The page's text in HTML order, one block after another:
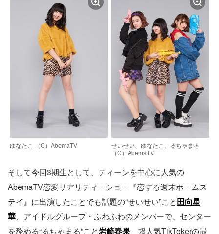
ゆなたこ （C）AbemaTV
せいせい、ゆなたこ、るちゃまる
（C）AbemaTV
そして今回3期生として、ティーンを中心に人気の
AbemaTV恋愛リアリティーショー『恋する週末ホームス
テイ』に出演したことでも話題の“せいせい”こと田向星
華 、アイドルグループ・ふわふわのメンバーで、センター
を務める“るちゃまる”こと岩崎春果 、超人気TikTokerの最